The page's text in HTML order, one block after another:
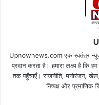
Upnownews.com एक स्वतंत्र
प्रदान करता है। हमारा लक्ष्य है कि
तक पहुँचाएँ। राजनीति, मनोरंजन,
निष्पक्ष और प्रमाणिक